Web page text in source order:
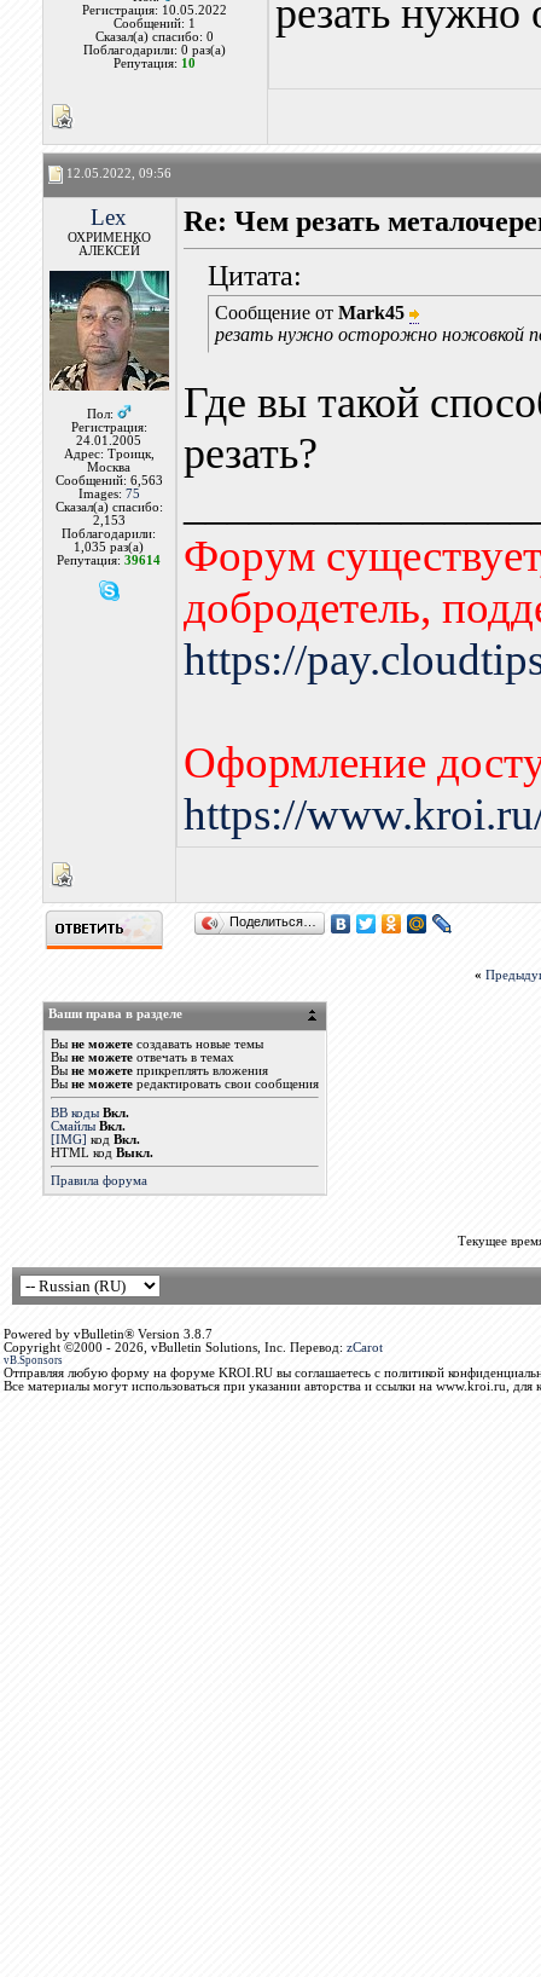
Регистрация: 10.05.2022
Сообщений: 1
Сказал(а) спасибо: 0
Поблагодарили: 0 раз(а)
Репутация: 10
резать
12.05.2022, 09:56
Lex
ОХРИМЕНКО
АЛЕКСЕЙ
Пол:
Регистрация:
24.01.2005
Адрес: Троицк,
Москва
Сообщений: 6,563
Images: 75
Сказал(а) спасибо:
2,153
Поблагодарили:
1,035 раз(а)
Репутация:39614
Re: Чем резать
Цитата:
Сообщение от Mark45
резать нужно осторожно ножовкой
Где вы такой
резать?
Форум
добродетель,
https://
Оформление
https://
Поделиться…
«
Ваши права в разделе
Вы не можетесоздавать новые темы
Вы не можетеотвечать в темах
Вы не можетеприкреплять вложения
Вы не можетередактировать свои сообщения
BB коды Вкл.
Смайлы Вкл.
[IMG] код Вкл.
HTML код Выкл.
Правила форума
Текущее
Powered by vBulletin® Version 3.8.7
Copyright ©2000 - 2026, vBulletin Solutions, Inc. Перевод: zCarot
vB.Sponsors
Отправляя любую форму на форуме KROI.RU вы соглашаетесь с политикой
Все материалы могут использоваться при указании авторства и ссылки на www.kroi.ru, для